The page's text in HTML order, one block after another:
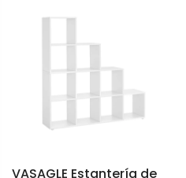
VASAGLE Estantería de